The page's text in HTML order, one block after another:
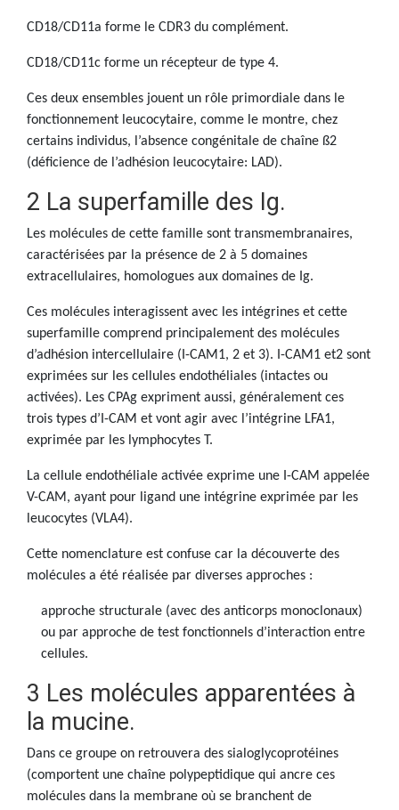
CD18/CD11a forme le CDR3 du complément.
CD18/CD11c forme un récepteur de type 4.
Ces deux ensembles jouent un rôle primordiale dans le
fonctionnement leucocytaire, comme le montre, chez
certains individus, l’absence congénitale de chaîne ß2
(déficience de l’adhésion leucocytaire: LAD).
2 La superfamille des Ig.
Les molécules de cette famille sont transmembranaires,
caractérisées par la présence de 2 à 5 domaines
extracellulaires, homologues aux domaines de Ig.
Ces molécules interagissent avec les intégrines et cette
superfamille comprend principalement des molécules
d’adhésion intercellulaire (I-CAM1, 2 et 3). I-CAM1 et2 sont
exprimées sur les cellules endothéliales (intactes ou
activées). Les CPAg expriment aussi, généralement ces
trois types d’I-CAM et vont agir avec l’intégrine LFA1,
exprimée par les lymphocytes T.
La cellule endothéliale activée exprime une I-CAM appelée
V-CAM, ayant pour ligand une intégrine exprimée par les
leucocytes (VLA4).
Cette nomenclature est confuse car la découverte des
molécules a été réalisée par diverses approches :
approche structurale (avec des anticorps monoclonaux)
ou par approche de test fonctionnels d’interaction entre
cellules.
3 Les molécules apparentées à
la mucine.
Dans ce groupe on retrouvera des sialoglycoprotéines
(comportent une chaîne polypeptidique qui ancre ces
molécules dans la membrane où se branchent de